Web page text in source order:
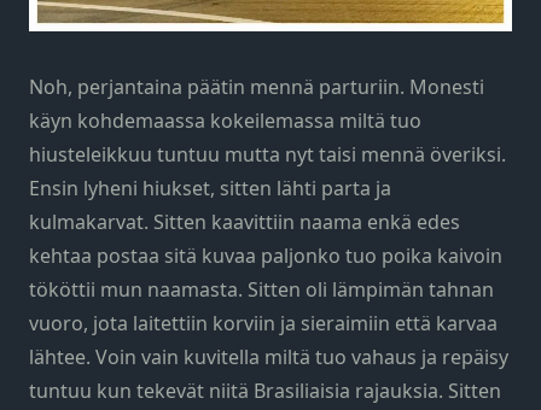
Noh, perjantaina päätin mennä parturiin. Monesti
käyn kohdemaassa kokeilemassa miltä tuo
hiusteleikkuu tuntuu mutta nyt taisi mennä överiksi.
Ensin lyheni hiukset, sitten lähti parta ja
kulmakarvat. Sitten kaavittiin naama enkä edes
kehtaa postaa sitä kuvaa paljonko tuo poika kaivoin
tököttii mun naamasta. Sitten oli lämpimän tahnan
vuoro, jota laitettiin korviin ja sieraimiin että karvaa
lähtee. Voin vain kuvitella miltä tuo vahaus ja repäisy
tuntuu kun tekevät niitä Brasiliaisia rajauksia. Sitten